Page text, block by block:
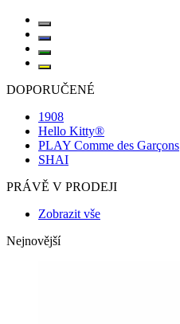
DOPORUČENÉ
1908
Hello Kitty®
PLAY Comme des Garçons
SHAI
PRÁVĚ V PRODEJI
Zobrazit vše
Nejnovější